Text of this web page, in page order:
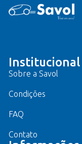
Institucional
Sobre a Savol
Condições
FAQ
Contato